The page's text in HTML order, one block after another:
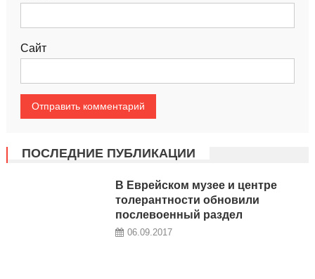
Сайт
ПОСЛЕДНИЕ ПУБЛИКАЦИИ
В Еврейском музее и центре
толерантности обновили
послевоенный раздел
06.09.2017